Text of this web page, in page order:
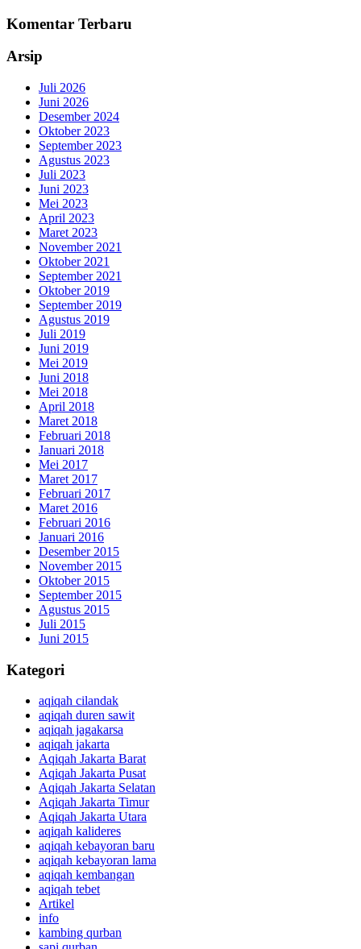
Komentar Terbaru
Arsip
Juli 2026
Juni 2026
Desember 2024
Oktober 2023
September 2023
Agustus 2023
Juli 2023
Juni 2023
Mei 2023
April 2023
Maret 2023
November 2021
Oktober 2021
September 2021
Oktober 2019
September 2019
Agustus 2019
Juli 2019
Juni 2019
Mei 2019
Juni 2018
Mei 2018
April 2018
Maret 2018
Februari 2018
Januari 2018
Mei 2017
Maret 2017
Februari 2017
Maret 2016
Februari 2016
Januari 2016
Desember 2015
November 2015
Oktober 2015
September 2015
Agustus 2015
Juli 2015
Juni 2015
Kategori
aqiqah cilandak
aqiqah duren sawit
aqiqah jagakarsa
aqiqah jakarta
Aqiqah Jakarta Barat
Aqiqah Jakarta Pusat
Aqiqah Jakarta Selatan
Aqiqah Jakarta Timur
Aqiqah Jakarta Utara
aqiqah kalideres
aqiqah kebayoran baru
aqiqah kebayoran lama
aqiqah kembangan
aqiqah tebet
Artikel
info
kambing qurban